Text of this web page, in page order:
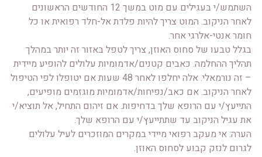
השתמש/י בעגילים עם מוט במשך 12 החודשים הראשונים
לאחר הניקוב. המוט צריך להיות פלדת אל-חלד רפואית או כל
חומר אנטי-אלרגי אחר.
בגלל טבעו של סחוס האוזן, צריך לטפל באזור זה יותר במהלך
תהליך ההחלמה. כאבים קטנים/אדמומיות עלולים להופיע מיידית
– זה נורמאלי. אלה יחלפו לאחר 48 שעות אם יטופלו לפי הטיפול
לאחר הניקוב. אם כאב/נפיחות/אדמומיות מוגזמים מופיעים,
התייעץ/י עם הרופא שלך בדחיפות. אם זיהום התחיל, אל תוציא/י
את עגיל הניקוב עד שתתייעץ/י עם הרופא שלך.
הערה: אי מעקב רפואי מיידי במקרים המוזכרים לעיל עלולים
לגרום לנזק קבוע לסחוס האוזן.